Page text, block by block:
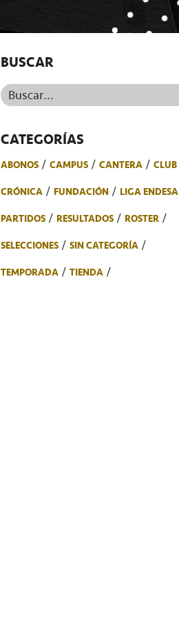
BUSCAR
Buscar...
CATEGORÍAS
ABONOS CAMPUS CANTERA
CLUB
CRÓNICA
FUNDACIÓN
LIGA ENDESA
PARTIDOS
RESULTADOS
ROSTER
SELECCIONES
SIN CATEGORÍA
TEMPORADA
TIENDA